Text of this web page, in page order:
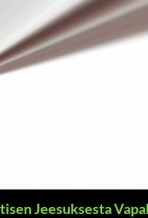
Jeesuksesta